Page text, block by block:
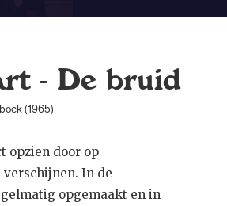
- De bruid
(1965)
opzien door op
In de
opgemaakt en in